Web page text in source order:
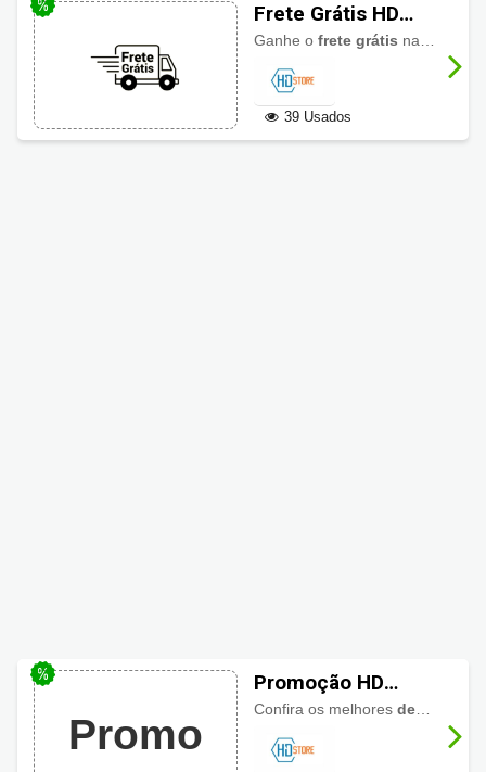
Frete Grátis HD
Store
Ganhe ofrete grátis nas compras acima de R$399,00, nas regiões Sul e Sudeste.
39 Usados
Promo
Promoção HD
Storem com até
15% OFF a vista
Confira os melhoresdescontos HD Store